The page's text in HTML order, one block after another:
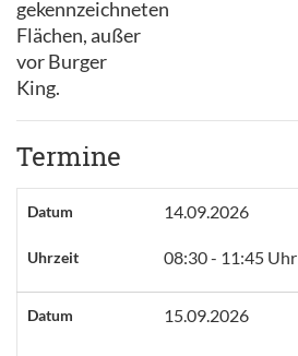
gekennzeichneten
Flächen, außer
vor Burger
King.
Termine
Datum 14.09.2026
Uhrzeit 08:30 - 11:45 Uhr
Datum 15.09.2026